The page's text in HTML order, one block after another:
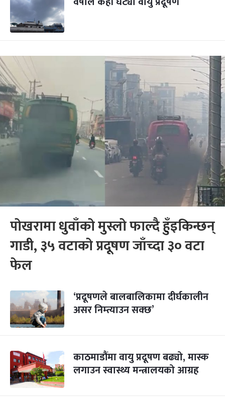
पोखरामा धुवाँको मुस्लो फाल्दै हुँइकिन्छन्
गाडी, ३५ वटाको प्रदूषण जाँच्दा ३० वटा
फेल
‘प्रदूषणले बालबालिकामा दीर्घकालीन
असर निम्त्याउन सक्छ’
काठमाडौंमा वायु प्रदूषण बढ्यो, मास्क
लगाउन स्वास्थ्य मन्त्रालयको आग्रह